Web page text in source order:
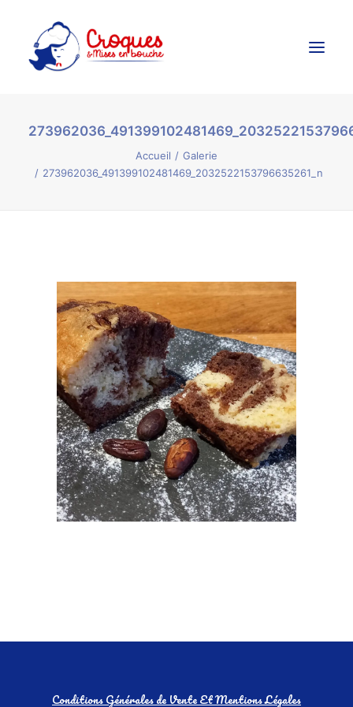
Accueil
Ateliers Culinaires
Galerie
Contact
Accueil
Galerie
273962036_491399102481469_2032522153796635261_n
Conditions Générales de Vente Et Mentions Légales